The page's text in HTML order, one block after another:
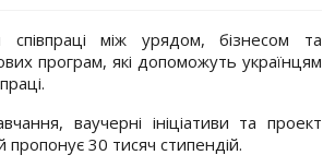
між урядом, бізнесом та
програм, які допоможуть українцям
ваучерні ініціативи та проект
пропонує 30 тисяч стипендій.